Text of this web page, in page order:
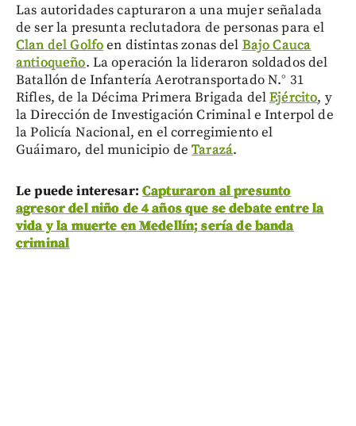
Las autoridades capturaron a una mujer señalada
de ser la presunta reclutadora de personas para el
Clan del Golfoen distintas zonas del Bajo Cauca
antioqueño. La operación la lideraron soldados del
Batallón de Infantería Aerotransportado N.° 31
Rifles, de la Décima Primera Brigada delEjército, y
la Dirección de Investigación Criminal e Interpol de
la Policía Nacional, en el corregimiento el
Guáimaro, del municipio deTarazá.
Le puede interesar: Capturaron al presunto
agresor del niño de 4 años que se debate entre la
vida y la muerte en Medellín; sería de banda
criminal